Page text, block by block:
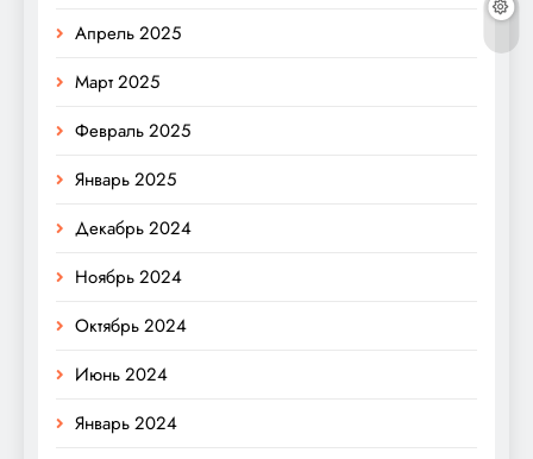
Апрель 2025
Март 2025
Февраль 2025
Январь 2025
Декабрь 2024
Ноябрь 2024
Октябрь 2024
Июнь 2024
Январь 2024